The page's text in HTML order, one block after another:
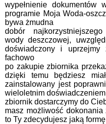
wypełnienie
programie Moja Woda-
bywa żmudna
dobór
wody deszczowej,
doświadczony i
fachowo
po zakupie zbiornika
dzięki temu będziesz
zainstalowany jest
wieloletnim doświadczeniem
zbiornik dostarczymy do
masz możliwość
to Ty zdecydujesz jaką